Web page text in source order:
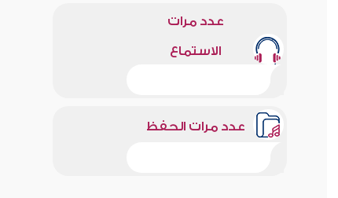
عدد مرات
الاستماع
عدد مرات الحفظ